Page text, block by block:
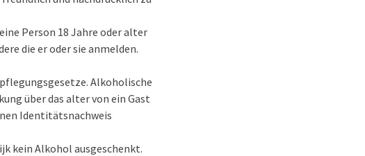
Person 18 Jahre oder alter
die er oder sie anmelden.
Alkoholische
über das alter von ein Gast
Identitätsnachweis
kein Alkohol ausgeschenkt.